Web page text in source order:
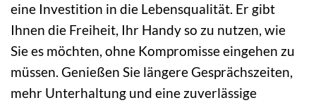
eine Investition in die Lebensqualität. Er gibt
Ihnen die Freiheit, Ihr Handy so zu nutzen, wie
Sie es möchten, ohne Kompromisse eingehen zu
müssen. Genießen Sie längere Gesprächszeiten,
mehr Unterhaltung und eine zuverlässige